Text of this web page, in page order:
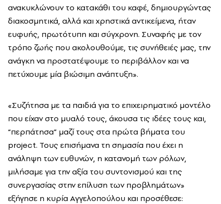
ανακυκλώνουν το κατακάθι του καφέ, δημιουργώντας
διακοσμητικά, αλλά και χρηστικά αντικείμενα, ήταν
ευφυής, πρωτότυπη και σύγχρονη. Συναφής με τον
τρόπο ζωής που ακολουθούμε, τις συνήθειές μας, την
ανάγκη να προστατέψουμε το περιβάλλον και να
πετύχουμε μία βιώσιμη ανάπτυξη».
«Συζήτησα με τα παιδιά για το επιχειρηματικό μοντέλο
που είχαν στο μυαλό τους, άκουσα τις ιδέες τους και,
“περπάτησα” μαζί τους στα πρώτα βήματα του
project. Τους επισήμανα τη σημασία που έχει η
ανάληψη των ευθυνών, η κατανομή των ρόλων,
μιλήσαμε για την αξία του συντονισμού και της
συνεργασίας στην επίλυση των προβλημάτων»
εξήγησε η κυρία Αγγελοπούλου και προσέθεσε: